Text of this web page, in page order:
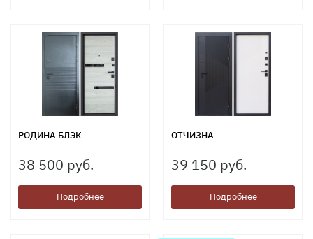
РОДИНА БЛЭК
38 500 руб.
Подробнее
ОТЧИЗНА
39 150 руб.
Подробнее